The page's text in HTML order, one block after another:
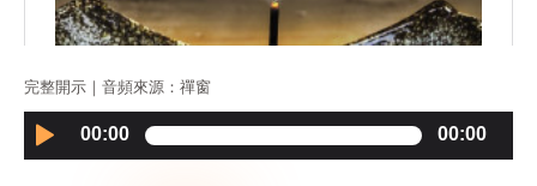
完整開示｜音頻來源：禪窗
Audio
Player
00:00 00:00